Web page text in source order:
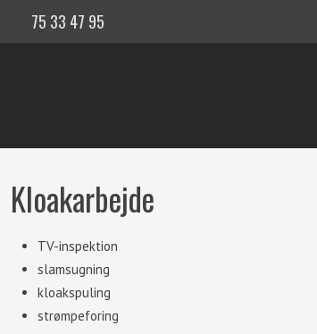
75 33 47 95
Kloakarbejde
​TV-inspektion
slamsugning
kloakspuling
strømpeforing